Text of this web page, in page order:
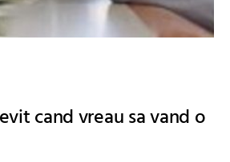
cand vreau sa vand o